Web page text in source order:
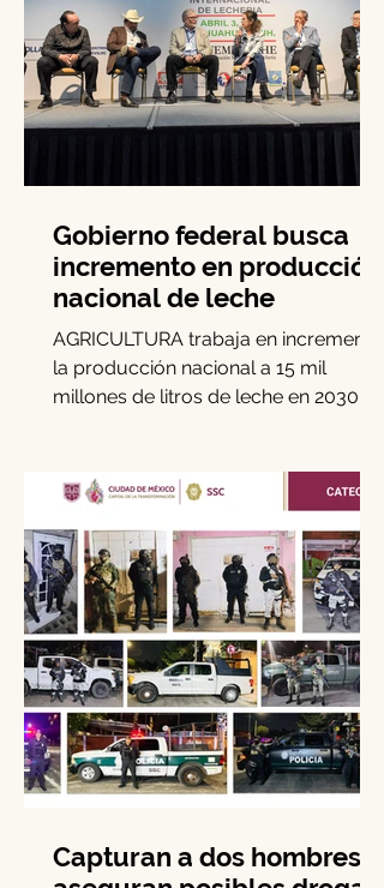
Gobierno federal busca
incremento en producción
nacional de leche
AGRICULTURA trabaja en incrementar
decir, 15 por ciento más de la...